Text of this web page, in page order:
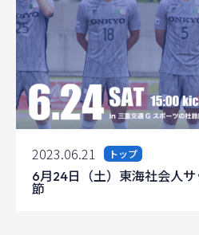
2023.06.21 トップ
6月24日（土）東海社会人
節